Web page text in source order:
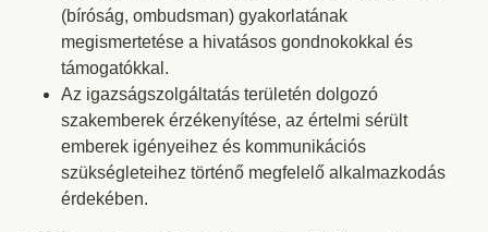
(bíróság, ombudsman) gyakorlatának
megismertetése a hivatásos gondnokokkal és
támogatókkal.
Az igazságszolgáltatás területén dolgozó
szakemberek érzékenyítése, az értelmi sérült
emberek igényeihez és kommunikációs
szükségleteihez történő megfelelő alkalmazkodás
érdekében.